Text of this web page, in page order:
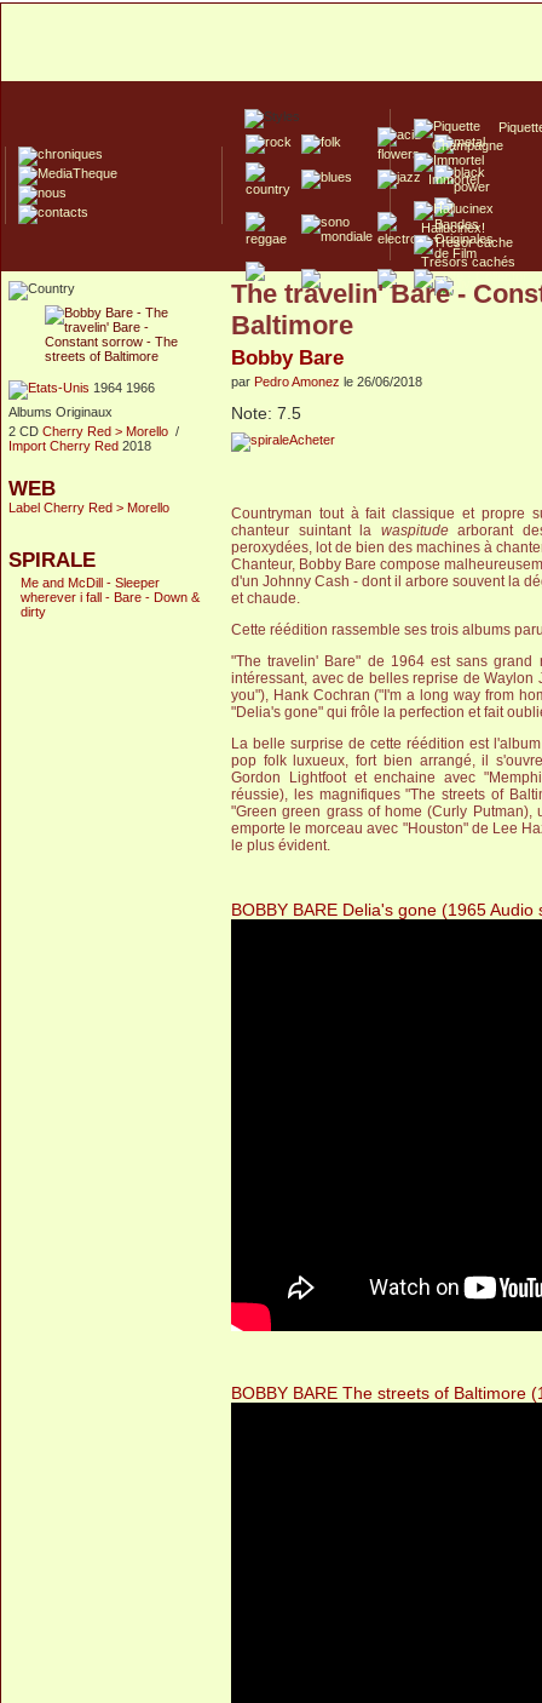
Champagne
Immortel
Hallucinex!
Trésors cachés
Culte/Collector
1964 1966
Albums Originaux
2 CD Cherry Red > Morello /
Import Cherry Red 2018
WEB
Label Cherry Red > Morello
SPIRALE
Me and McDill - Sleeper
wherever i fall - Bare - Down &
dirty
The travelin' Bare -
Baltimore
Bobby Bare
par Pedro Amonez le 26/06/2018
Note: 7.5
Acheter
Countryman tout à fait classique et propre
chanteur suintant la waspitudearborant
peroxydées, lot de bien des machines à
Chanteur, Bobby Bare compose
d'un Johnny Cash - dont il arbore souvent la
et chaude.
Cette réédition rassemble ses trois albums
"The travelin' Bare" de 1964 est sans
intéressant, avec de belles reprise de Waylon
you"), Hank Cochran ("I'm a long way from
"Delia's gone" qui frôle la perfection et fait
La belle surprise de cette réédition est
pop folk luxueux, fort bien arrangé, il
Gordon Lightfoot et enchaine avec
réussie), les magnifiques "The streets of
"Green green grass of home (Curly
emporte le morceau avec "Houston" de Lee
le plus évident.
BOBBY BARE Delia's gone (1965 Audio
BOBBY BARE The streets of Baltimore